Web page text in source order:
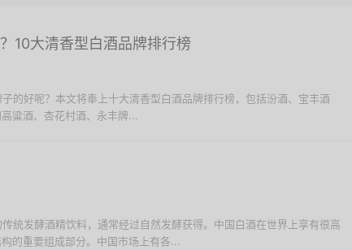
10大清香型白酒品牌排行榜
的好呢？本文将奉上十大清香型白酒品牌排行榜，包括汾酒、宝丰酒
粱酒、杏花村酒、永丰牌...
统发酵酒精饮料，通常经过自然发酵获得。中国白酒在世界上享有很高
的重要组成部分。中国市场上有各...